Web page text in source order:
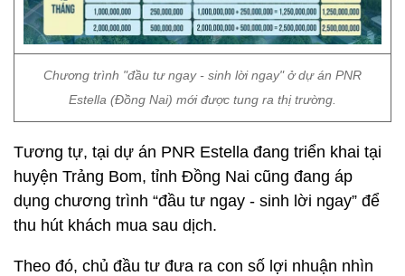
Chương trình "đầu tư ngay - sinh lời ngay" ở dự án PNR
Estella (Đồng Nai) mới được tung ra thị trường.
Tương tự, tại dự án PNR Estella đang triển khai tại
huyện Trảng Bom, tỉnh Đồng Nai cũng đang áp
dụng chương trình “đầu tư ngay - sinh lời ngay” để
thu hút khách mua sau dịch.
Theo đó, chủ đầu tư đưa ra con số lợi nhuận nhìn